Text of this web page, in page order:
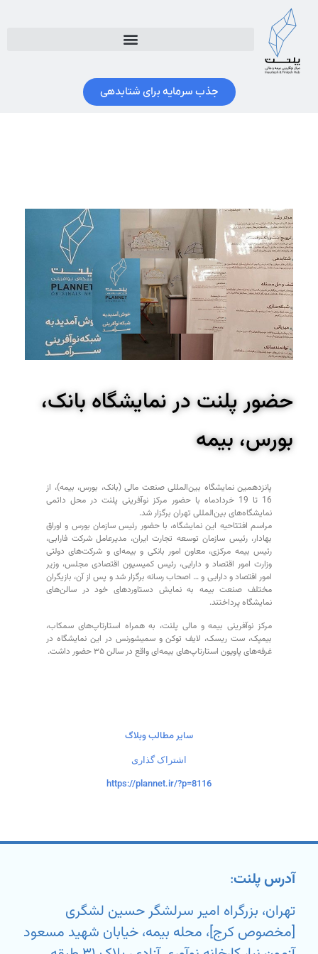
جذب سرمایه برای شتابدهی
حضور پلنت در نمایشگاه بانک،
بورس، بیمه
پانزدهمین نمایشگاه بین‌المللی صنعت مالی (بانک، بورس، بیمه)، از
16 تا 19 خردادماه با حضور مرکز نوآفرینی پلنت در محل دائمی
نمایشگاه‌های بین‌المللی تهران برگزار شد.
مراسم افتتاحیه این نمایشگاه، با حضور رئیس سازمان بورس و اوراق
بهادار، رئیس سازمان توسعه تجارت ایران، مدیرعامل شرکت فارابی،
رئیس بیمه مرکزی، معاون امور بانکی و بیمه‌ای و شرکت‌های دولتی
وزارت امور اقتصاد و دارایی، رئیس کمیسیون اقتصادی مجلس، وزیر
امور اقتصاد و دارایی و … اصحاب رسانه برگزار شد و پس از آن، بازیگران
مختلف صنعت بیمه به نمایش دستاوردهای خود در سالن‌های
نمایشگاه پرداختند.
مرکز نوآفرینی بیمه و مالی پلنت، به همراه استارتاپ‌های سمکاب،
بیمپک، ست ریسک، لایف توکن و سمیشورنس در این نمایشگاه در
غرفه‌های پاویون استارتاپ‌های بیمه‌ای واقع در سالن ۳۵ حضور داشت.
سایر مطالب وبلاگ
اشتراک گذاری
https://plannet.ir/?p=8116
آدرس پلنت:
تهران، بزرگراه امیر سرلشگر حسین لشگری
[مخصوص کرج]، محله بیمه، خیابان شهید مسعود